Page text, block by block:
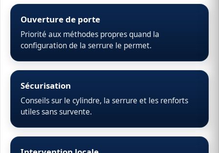
Ouverture de porte
Priorité aux méthodes propres quand la
configuration de la serrure le permet.
Sécurisation
Conseils sur le cylindre, la serrure et les renforts
utiles sans survente.